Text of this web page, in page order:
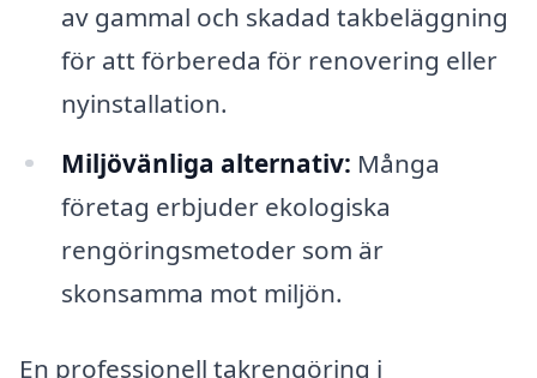
av gammal och skadad takbeläggning
för att förbereda för renovering eller
nyinstallation.
Miljövänliga alternativ: Många
företag erbjuder ekologiska
rengöringsmetoder som är
skonsamma mot miljön.
En professionell takrengöring i